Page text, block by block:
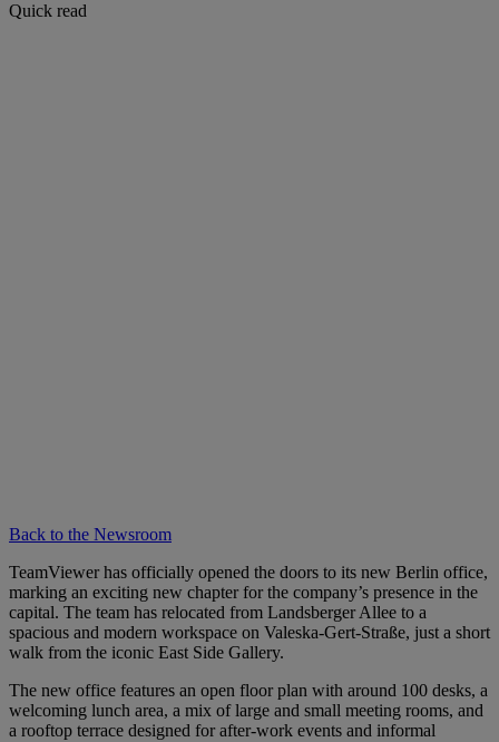
Quick read
Back to the Newsroom
TeamViewer has officially opened the doors to its new Berlin office,
marking an exciting new chapter for the company’s presence in the
capital. The team has relocated from Landsberger Allee to a
spacious and modern workspace on Valeska-Gert-Straße, just a short
walk from the iconic East Side Gallery.
The new office features an open floor plan with around 100 desks, a
welcoming lunch area, a mix of large and small meeting rooms, and
a rooftop terrace designed for after-work events and informal